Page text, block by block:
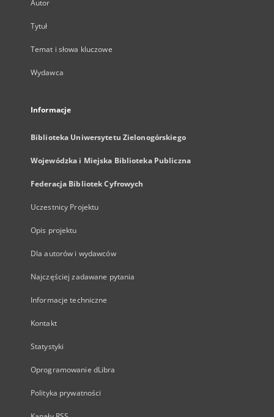
Autor
Tytuł
Temat i słowa kluczowe
Wydawca
Informacje
Biblioteka Uniwersytetu Zielonogórskiego
Wojewódzka i Miejska Biblioteka Publiczna
Federacja Bibliotek Cyfrowych
Uczestnicy Projektu
Opis projektu
Dla autorów i wydawców
Najczęściej zadawane pytania
Informacje techniczne
Kontakt
Statystyki
Oprogramowanie dLibra
Polityka prywatności